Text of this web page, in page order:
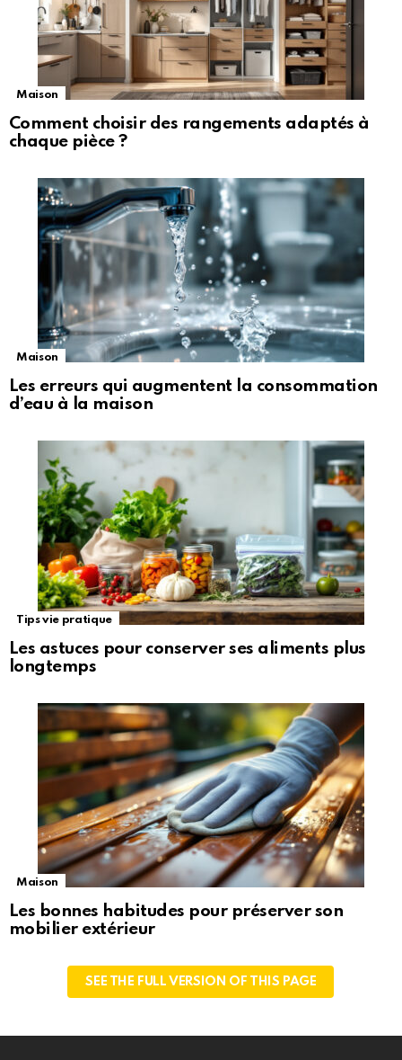
Maison
Comment choisir des rangements adaptés à
chaque pièce ?
Maison
Les erreurs qui augmentent la consommation
d’eau à la maison
Tips vie pratique
Les astuces pour conserver ses aliments plus
longtemps
Maison
Les bonnes habitudes pour préserver son
mobilier extérieur
SEE THE FULL VERSION OF THIS PAGE